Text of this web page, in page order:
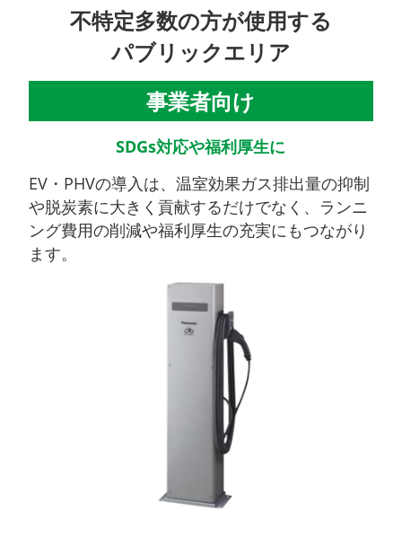
不特定多数の方が使用する
パブリックエリア
事業者向け
SDGs対応や福利厚生に
EV・PHVの導入は、温室効果ガス排出量の抑制
や脱炭素に大きく貢献するだけでなく、ランニ
ング費⽤の削減や福利厚⽣の充実にもつながり
ます。